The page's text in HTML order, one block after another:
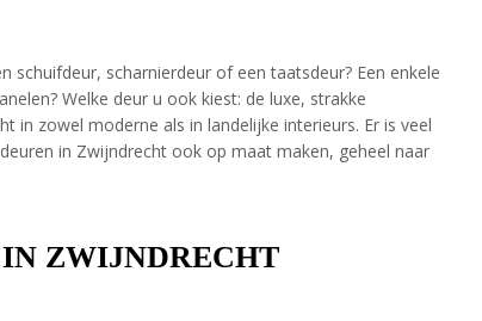
schuifdeur, scharnierdeur of een taatsdeur? Een enkele
Welke deur u ook kiest: de luxe, strakke
zowel moderne als in landelijke interieurs. Er is veel
in Zwijndrecht ook op maat maken, geheel naar
ZWIJNDRECHT